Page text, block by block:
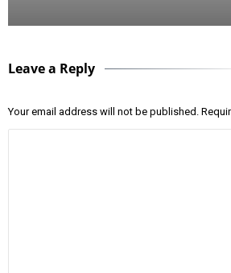
Leave a Reply
Your email address will not be published.